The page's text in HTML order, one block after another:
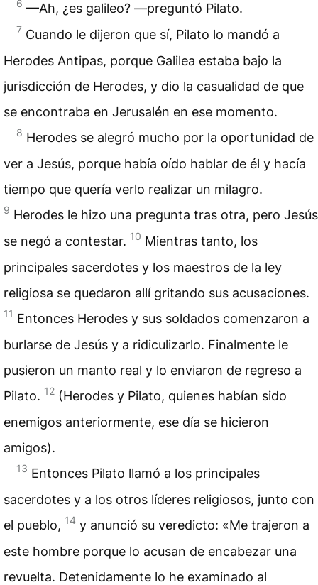
6 —Ah, ¿es galileo? —preguntó Pilato.
7 Cuando le dijeron que sí, Pilato lo mandó a
Herodes Antipas, porque Galilea estaba bajo la
jurisdicción de Herodes, y dio la casualidad de que
se encontraba en Jerusalén en ese momento.
8 Herodes se alegró mucho por la oportunidad de
ver a Jesús, porque había oído hablar de él y hacía
tiempo que quería verlo realizar un milagro.
9 Herodes le hizo una pregunta tras otra, pero Jesús
se negó a contestar. 10 Mientras tanto, los
principales sacerdotes y los maestros de la ley
religiosa se quedaron allí gritando sus acusaciones.
11 Entonces Herodes y sus soldados comenzaron a
burlarse de Jesús y a ridiculizarlo. Finalmente le
pusieron un manto real y lo enviaron de regreso a
Pilato. 12 (Herodes y Pilato, quienes habían sido
enemigos anteriormente, ese día se hicieron
amigos).
13 Entonces Pilato llamó a los principales
sacerdotes y a los otros líderes religiosos, junto con
el pueblo, 14 y anunció su veredicto: «Me trajeron a
este hombre porque lo acusan de encabezar una
revuelta. Detenidamente lo he examinado al